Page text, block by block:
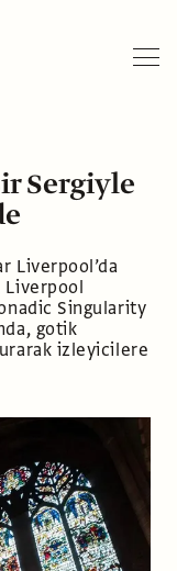
Sergiyle
Liverpool’da
Liverpool
Singularity
gotik
izleyicilere